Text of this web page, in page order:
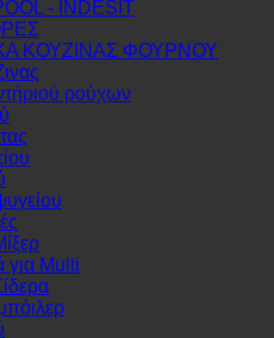
- INDESIT
ΚΟΥΖΙΝΑΣ ΦΟΥΡΝΟΥ
ρούχων
για Multi